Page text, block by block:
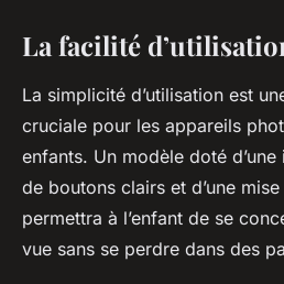
La facilité
La simplicité d’utilisation est
cruciale pour les appareils
enfants. Un modèle doté
de boutons clairs et d’une
permettra à l’enfant de se
vue sans se perdre dans des